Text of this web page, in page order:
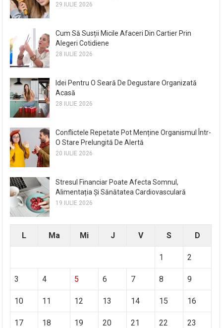
29 IULIE 2026
Cum Să Susții Micile Afaceri Din Cartier Prin
Alegeri Cotidiene
28 IULIE 2026
Idei Pentru O Seară De Degustare Organizată
Acasă
28 IULIE 2026
Conflictele Repetate Pot Menține Organismul Într-
O Stare Prelungită De Alertă
20 IULIE 2026
Stresul Financiar Poate Afecta Somnul,
Alimentația Și Sănătatea Cardiovasculară
19 IULIE 2026
L Ma Mi J V S D
1 2
3 4 5 6 7 8 9
10 11 12 13 14 15 16
17 18 19 20 21 22 23